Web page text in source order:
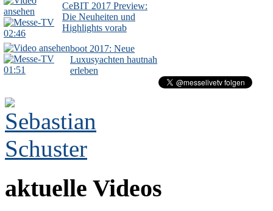
02:46
CeBIT 2017 Preview:
Die Neuheiten und
Highlights vorab
01:51
boot 2017: Neue
Luxusyachten hautnah
erleben
aktuelle Videos